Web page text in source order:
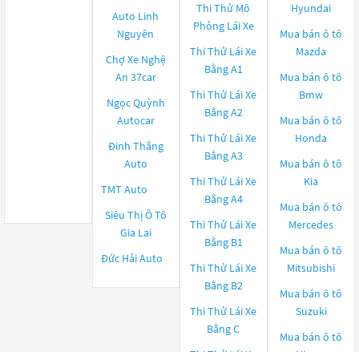
Auto Linh
Nguyên
Chợ Xe Nghệ
An 37car
Ngọc Quỳnh
Autocar
Đinh Thắng
Auto
TMT Auto
Siêu Thị Ô Tô
Gia Lai
Đức Hải Auto
Thi Thử Mô
Phỏng Lái Xe
Thi Thử Lái Xe
Bằng A1
Thi Thử Lái Xe
Bằng A2
Thi Thử Lái Xe
Bằng A3
Thi Thử Lái Xe
Bằng A4
Thi Thử Lái Xe
Bằng B1
Thi Thử Lái Xe
Bằng B2
Thi Thử Lái Xe
Bằng C
Hyundai
Mua bán ô tô
Mazda
Mua bán ô tô
Bmw
Mua bán ô tô
Honda
Mua bán ô tô
Kia
Mua bán ô tô
Mercedes
Mua bán ô tô
Mitsubishi
Mua bán ô tô
Suzuki
Mua bán ô tô